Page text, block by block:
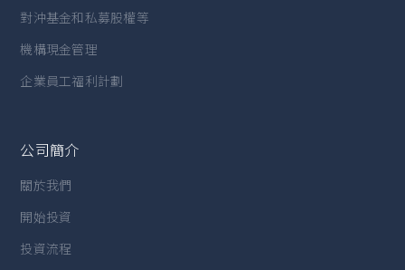
對沖基金和私募股權等
機構現金管理
企業員工福利計劃
公司簡介
關於我們
開始投資
投資流程